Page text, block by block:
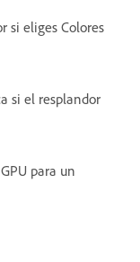
si eliges Colores
si el resplandor
para un